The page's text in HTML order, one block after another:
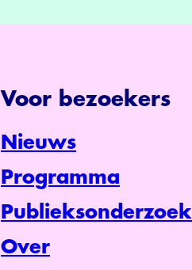
Voor bezoekers
Nieuws
Programma
Publieksonderzoek
Over